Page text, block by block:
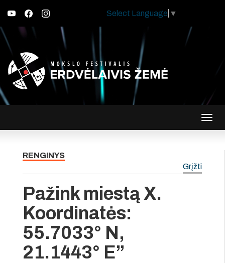
Select Language ▼
RENGINYS
Grįžti
Pažink miestą X.
Koordinatės:
55.7033° N,
21.1443° E”